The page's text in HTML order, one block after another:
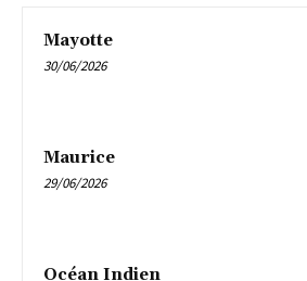
Mayotte
30/06/2026
Maurice
29/06/2026
Océan Indien